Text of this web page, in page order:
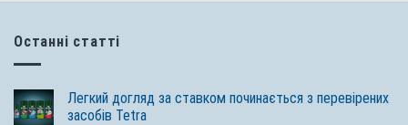
Останні статті
Легкий догляд за ставком починається з перевірених
засобів Tetra